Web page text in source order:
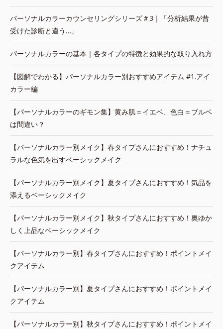
パーソナルカラーカウンセリングシリーズ＃3｜「分析結果が昔
受けた診断と違う…」
パーソナルカラーの基本｜各タイプの特徴と効果的な取り入れ方
【図解でわかる】パーソナルカラー別おすすめアイテム #1.アイ
カラー編
【パーソナルカラーのギモン集】黄み肌＝イエベ、色白＝ブルベ
は間違い？
【パーソナルカラー別メイク】春タイプさんにおすすめ！ナチュ
ラルな色気を出すベーシックメイク
【パーソナルカラー別メイク】夏タイプさんにおすすめ！気品を
添えるベーシックメイク
【パーソナルカラー別メイク】秋タイプさんにおすすめ！奥ゆか
しく上品なベーシックメイク
【パーソナルカラー別】春タイプさんにおすすめ！ポイントメイ
クアイテム
【パーソナルカラー別】夏タイプさんにおすすめ！ポイントメイ
クアイテム
【パーソナルカラー別】秋タイプさんにおすすめ！ポイントメイ